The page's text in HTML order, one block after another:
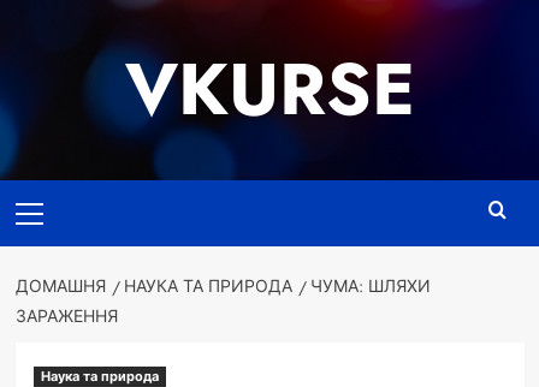
VKURSE
меню
ДОМАШНЯ НАУКА ТА ПРИРОДА
ЧУМА: ШЛЯХИ
ЗАРАЖЕННЯ
Наука та природа